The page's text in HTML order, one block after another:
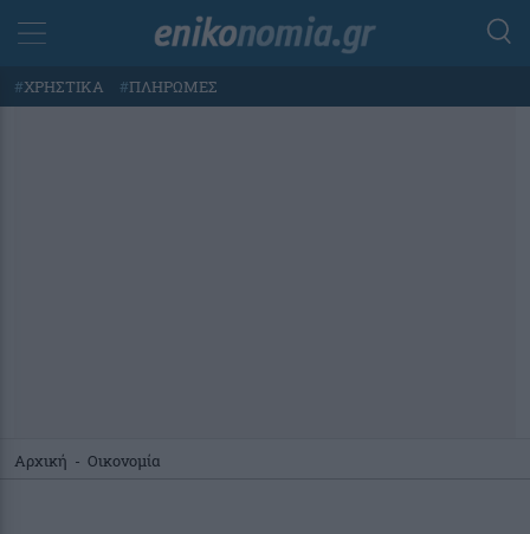
#ΧΡΗΣΤΙΚΑ #ΠΛΗΡΩΜΕΣ
Αρχική - Οικονομία